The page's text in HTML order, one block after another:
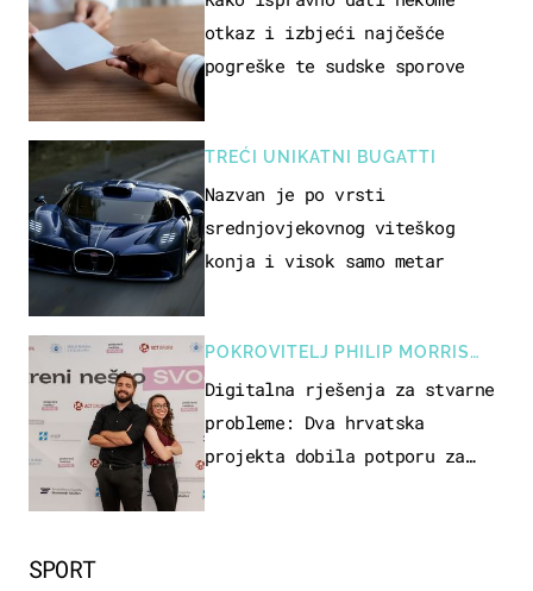
SPORT
otkaz i izbjeći najčešće
pogreške te sudske sporove
TREĆI UNIKATNI BUGATTI
Nazvan je po vrsti
srednjovjekovnog viteškog
konja i visok samo metar
POKROVITELJ PHILIP MORRIS
ZAGREB
Digitalna rješenja za stvarne
probleme: Dva hrvatska
projekta dobila potporu za